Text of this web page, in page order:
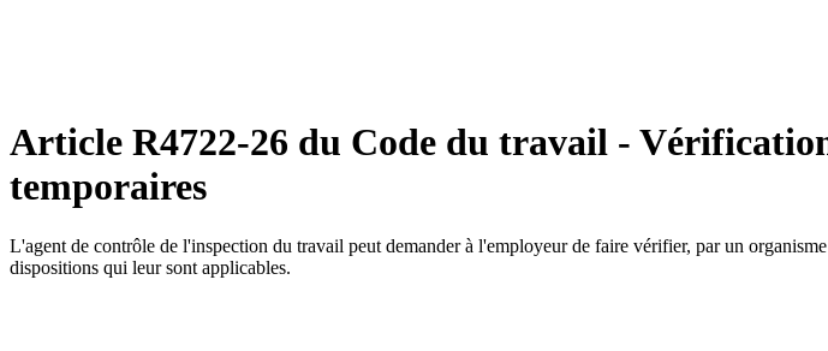
Article R4722-26 du Code du travail -
temporaires
L'agent de contrôle de l'inspection du travail peut demander à l'employeur de faire vérifier, par un
dispositions qui leur sont applicables.